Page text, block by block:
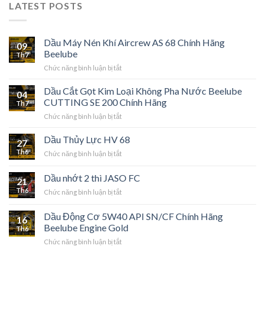
LATEST POSTS
09
Th7
Dầu Máy Nén Khí Aircrew AS 68 Chính Hãng
Beelube
Chức năng bình luận bị tắtở
Máy
Nén
Khí
Aircrew
68
Hãng
04
Th7
Dầu Cắt Gọt Kim Loại Không Pha Nước Beelube
CUTTING SE 200 Chính Hãng
Chức năng bình luận bị tắtở
Cắt
Gọt
Kim
Không
Nước
CUTTING
SE
Chính
27
Th6
Dầu Thủy Lực HV 68
Chức năng bình luận bị tắtở
Lực
HV
21
Th6
Dầu nhớt 2 thì JASO FC
Chức năng bình luận bị tắtở
2
thì
JASO
16
Th6
Dầu Động Cơ 5W40 API SN/CF Chính Hãng
Beelube Engine Gold
Chức năng bình luận bị tắtở